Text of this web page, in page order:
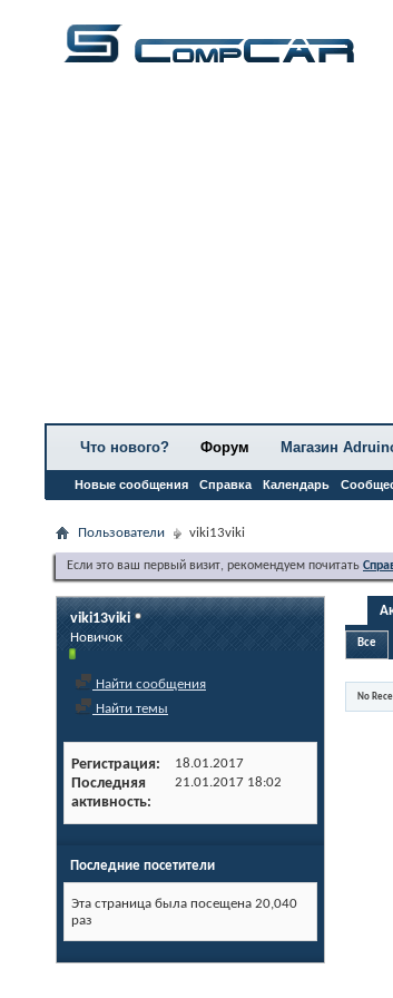
Что нового? Форум
Новые сообщения Справка Календарь
Магазин
Пользователи viki13viki
Если это ваш первый визит, рекомендуем почитать
viki13viki
Новичок
Найти сообщения
Найти темы
Регистрация 18.01.2017
Последняя
активность
21.01.2017 18:02
Последние посетители
Эта страница была посещена 20,040
раз
Все
No